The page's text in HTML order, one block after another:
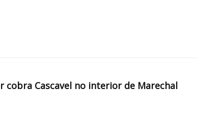
cobra Cascavel no interior de Marechal